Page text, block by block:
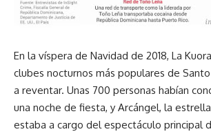
En la víspera de Navidad de 2018, La
clubes nocturnos más populares de
a reventar. Unas 700 personas habían
una noche de fiesta, y Arcángel, la
estaba a cargo del espectáculo principal